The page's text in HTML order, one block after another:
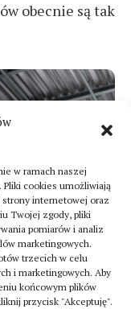
w ramach naszej
cookies umożliwiają
strony internetowej oraz
Twojej zgody, pliki
pomiarów i analiz
marketingowych.
trzecich w celu
i marketingowych. Aby
końcowym plików
przycisk "Akceptuję".
obecnie są tak
instalacji